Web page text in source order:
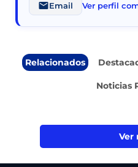
Email Ver perfil
Relacionados
Noticias
Ver